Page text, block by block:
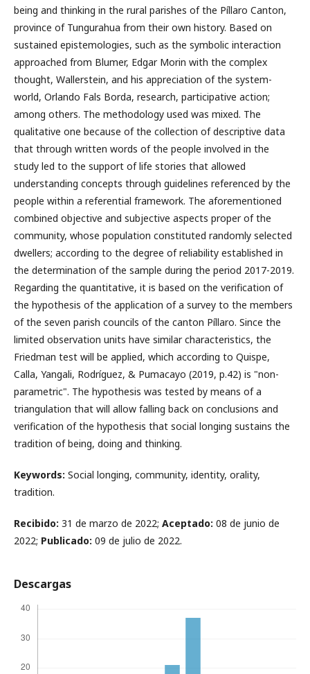
being and thinking in the rural parishes of the Píllaro Canton,
province of Tungurahua from their own history. Based on
sustained epistemologies, such as the symbolic interaction
approached from Blumer, Edgar Morin with the complex
thought, Wallerstein, and his appreciation of the system-
world, Orlando Fals Borda, research, participative action;
among others. The methodology used was mixed. The
qualitative one because of the collection of descriptive data
that through written words of the people involved in the
study led to the support of life stories that allowed
understanding concepts through guidelines referenced by the
people within a referential framework. The aforementioned
combined objective and subjective aspects proper of the
community, whose population constituted randomly selected
dwellers; according to the degree of reliability established in
the determination of the sample during the period 2017-2019.
Regarding the quantitative, it is based on the verification of
the hypothesis of the application of a survey to the members
of the seven parish councils of the canton Píllaro. Since the
limited observation units have similar characteristics, the
Friedman test will be applied, which according to Quispe,
Calla, Yangali, Rodríguez, & Pumacayo (2019, p.42) is "non-
parametric". The hypothesis was tested by means of a
triangulation that will allow falling back on conclusions and
verification of the hypothesis that social longing sustains the
tradition of being, doing and thinking.
Keywords: Social longing, community, identity, orality,
tradition.
Recibido: 31 de marzo de 2022; Aceptado: 08 de junio de
2022; Publicado: 09 de julio de 2022.
Descargas